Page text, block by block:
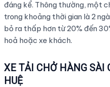
đáng kể. Thông thường, một
trong khoảng thời gian là 2
bỏ ra thấp hơn từ 20% đến
hoả hoặc xe khách.
XE TẢI CHỞ HÀNG
HUỆ